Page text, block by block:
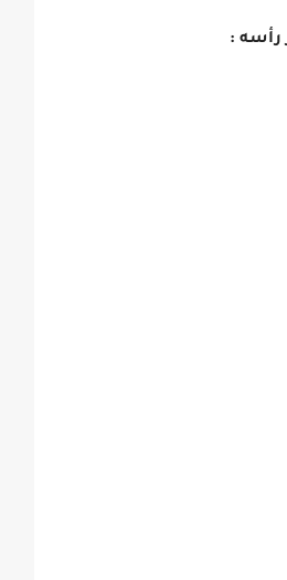
رأسه :